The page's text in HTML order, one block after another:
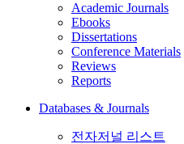
Academic Journals
Ebooks
Dissertations
Conference Materials
Reviews
Reports
Databases & Journals
전자저널 리스트